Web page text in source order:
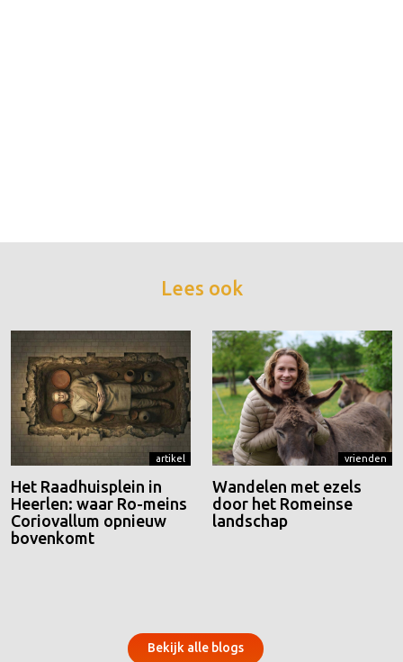
Lees ook
artikel
Het Raadhuisplein in
Heerlen: waar Ro-meins
Coriovallum opnieuw
bovenkomt
vrienden
Wandelen met ezels
door het Romeinse
landschap
Bekijk alle blogs